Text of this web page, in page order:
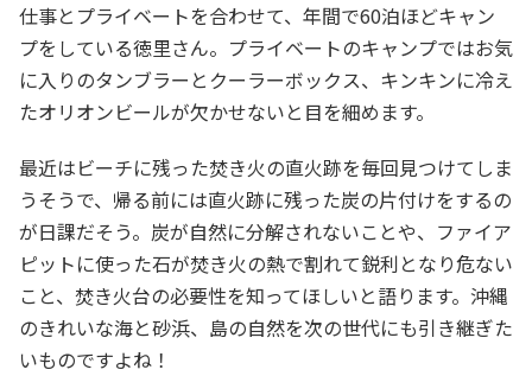
仕事とプライベートを合わせて、年間で60泊ほどキャン
プをしている徳里さん。プライベートのキャンプではお気
に入りのタンブラーとクーラーボックス、キンキンに冷え
たオリオンビールが欠かせないと目を細めます。
最近はビーチに残った焚き火の直火跡を毎回見つけてしま
うそうで、帰る前には直火跡に残った炭の片付けをするの
が日課だそう。炭が自然に分解されないことや、ファイア
ピットに使った石が焚き火の熱で割れて鋭利となり危ない
こと、焚き火台の必要性を知ってほしいと語ります。沖縄
のきれいな海と砂浜、島の自然を次の世代にも引き継ぎた
いものですよね！